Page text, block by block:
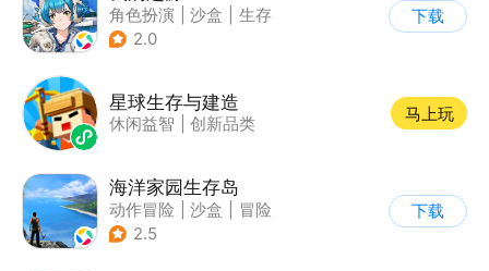
角色扮演 沙盒
生存
| 开放世界
2.0
下载
星球生存与建造
休闲益智 创新品类
马上玩
海洋家园生存岛
动作冒险 沙盒
冒险
| 开放世界
2.5
下载